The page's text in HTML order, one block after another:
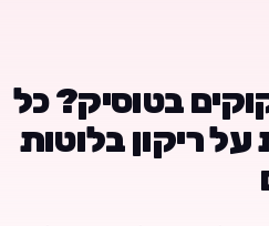
בטוסיק? כל
ריקון בלוטות